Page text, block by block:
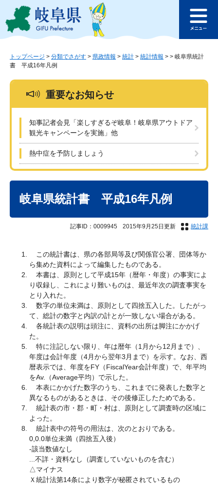
ジ
ュ
このページの本文へ
ュ
トップページ > 分類でさがす > 県政情報 > 統計 > 統計情報 > > 岐阜県統計
書 平成16年凡例
重要なお知らせ
知事記者会見「楽しすぎるぞ岐阜！岐阜県アウトドア
観光キャンペーンを実施」他
熱中症を予防しましょう
岐阜県統計書 平成16年凡例
記事ID：0009945 2015年9月25日更新 統計課
この統計書は、県の各部局等及び関係官公署、団体等か
ら集めた資料によって編集したものである。
本書は、原則として平成15年（暦年・年度）の事実によ
り収録し、これにより難いものは、最近年次の調査事実を
とり入れた。
数字の単位未満は、原則として四捨五入した。したがっ
て、総計の数字と内訳の計とが一致しない場合がある。
各統計表の説明は頭注に、資料の出所は脚注にかかげ
た。
特に注記しない限り、年は暦年（1月から12月まで）、
年度は会計年度（4月から翌年3月まで）を示す。なお、西
暦表示では、年度をFY（FiscalYear会計年度）で、年平均
をAv.（Average平均）で示した。
本表にかかげた数字のうち、これまでに発表した数字と
異なるものがあるときは、その後修正したためである。
統計表の市・郡・町・村は、原則として調査時の区域に
よった。
統計表中の符号の用法は、次のとおりである。
0,0.0単位未満（四捨五入後）
-該当数値なし
...不詳・資料なし（調査していないものを含む）
△マイナス
Ｘ統計法第14条により数字が秘匿されているもの